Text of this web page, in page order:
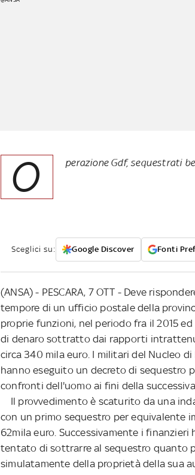
O perazione Gdf, sequestrati
Sceglici su: Google Discover Fonti
(ANSA) - PESCARA, 7 OTT - Deve
tempore di un ufficio postale della
proprie funzioni, nel periodo fra il 2015
di denaro sottratto dai rapporti
circa 340 mila euro. I militari del Nucleo
hanno eseguito un decreto di sequestro
confronti dell'uomo ai fini della
Il provvedimento è scaturito da una
con un primo sequestro per equivalente
62mila euro. Successivamente i
tentato di sottrarre al sequestro quanto
simulatamente della proprietà della sua